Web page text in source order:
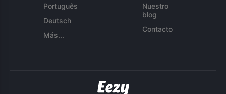
Português
Deutsch
Más...
Nuestro
blog
Contacto